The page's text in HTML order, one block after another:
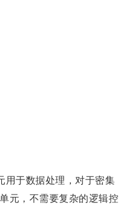
用于数据处理，对于密集
元，不需要复杂的逻辑控